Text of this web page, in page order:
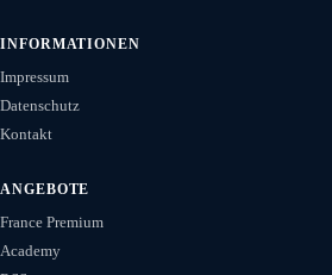
INFORMATIONEN
Impressum
Datenschutz
Kontakt
ANGEBOTE
France Premium
Academy